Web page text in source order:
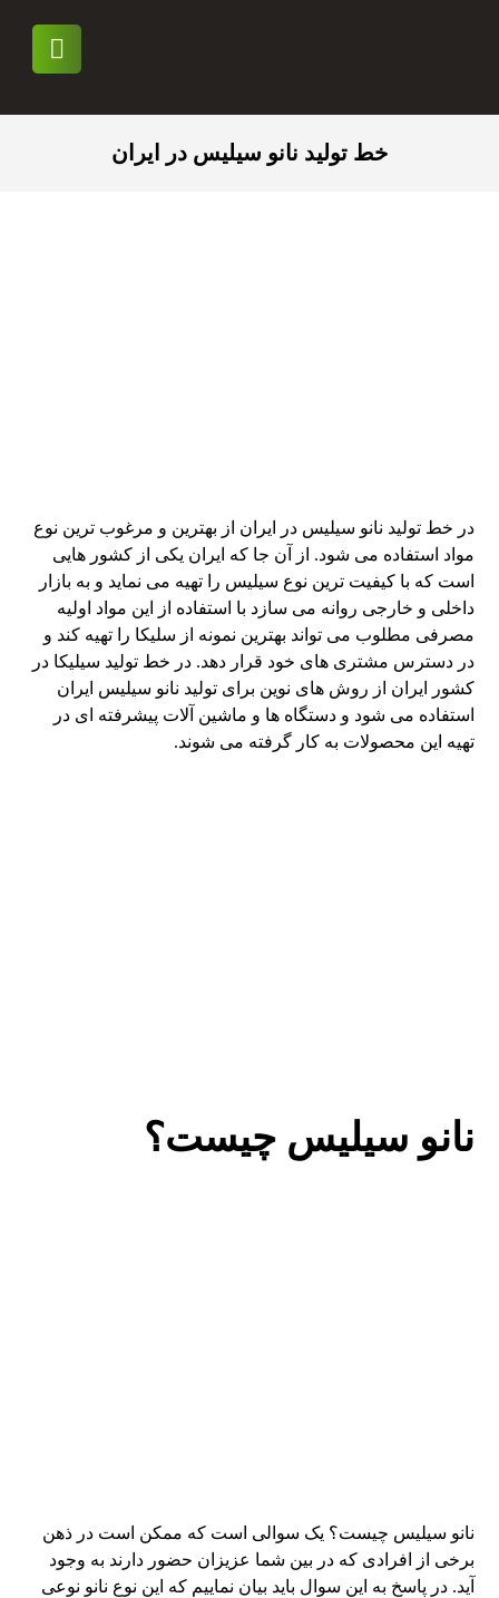
خط تولید نانو سیلیس در ایران
در خط تولید نانو سیلیس در ایران از بهترین و مرغوب ترین نوع
مواد استفاده می شود. از آن جا که ایران یکی از کشور هایی
است که با کیفیت ترین نوع سیلیس را تهیه می نماید و به بازار
داخلی و خارجی روانه می سازد با استفاده از این مواد اولیه
مصرفی مطلوب می تواند بهترین نمونه از سلیکا را تهیه کند و
در دسترس مشتری های خود قرار دهد. در خط تولید سیلیکا در
کشور ایران از روش های نوین برای تولید نانو سیلیس ایران
استفاده می شود و دستگاه ها و ماشین آلات پیشرفته ای در
تهیه این محصولات به کار گرفته می شوند.
نانو سیلیس چیست؟
نانو سیلیس چیست؟ یک سوالی است که ممکن است در ذهن
برخی از افرادی که در بین شما عزیزان حضور دارند به وجود
آید. در پاسخ به این سوال باید بیان نماییم که این نوع نانو نوعی